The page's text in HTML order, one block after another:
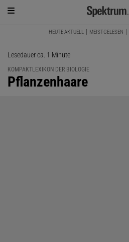
HEUTE AKTUELL MEISTGELESEN
Lesedauer ca. 1 Minute
KOMPAKTLEXIKON DER BIOLOGIE
:
Pflanzenhaare